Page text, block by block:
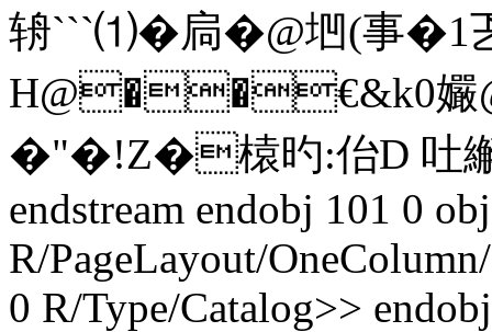
辀```⑴ � 扃�@垇(事
H@��€&k0孍
�"�!Z�榬旳:佁D 吐繲
endstream endobj 101 0
R/PageLayout/
0 R/Type/Catalog>>